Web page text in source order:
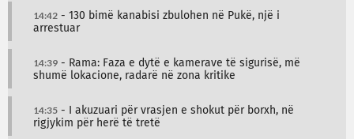
14:42 - 130 bimë kanabisi zbulohen në Pukë, një i
arrestuar
14:39 - Rama: Faza e dytë e kamerave të sigurisë, më
shumë lokacione, radarë në zona kritike
14:35 - I akuzuari për vrasjen e shokut për borxh, në
rigjykim për herë të tretë